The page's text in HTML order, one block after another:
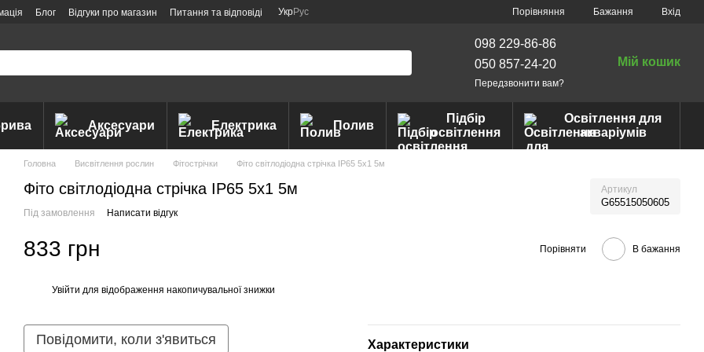
Блог Відгуки про магазин Питання та відповіді УкрРус Порівняння Бажання Вхід
098 229-86-86
050 857-24-20
Передзвонити вам?
Мій кошик
Аксесуари Електрика Полив
Підбір
освітлення
Освітлення для
акваріумів
Головна Висвітлення рослин Фітострічки Фіто світлодіодна стрічка IP65 5x1 5м
Фіто світлодіодна стрічка IP65 5x1 5м Артикул
G65515050605
Під замовлення Написати відгук
833 грн Порівняти В бажання
Увійти для відображення накопичувальної знижки
Повідомити, коли з'явиться Характеристики